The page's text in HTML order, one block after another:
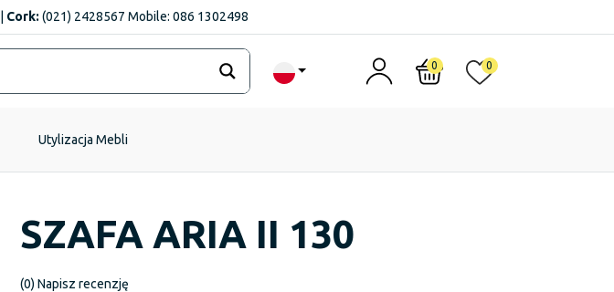
Cork: (021) 2428567 Mobile: 086 1302498
0 0
Utylizacja Mebli
SZAFA ARIA II 130
(0)Napisz recenzję